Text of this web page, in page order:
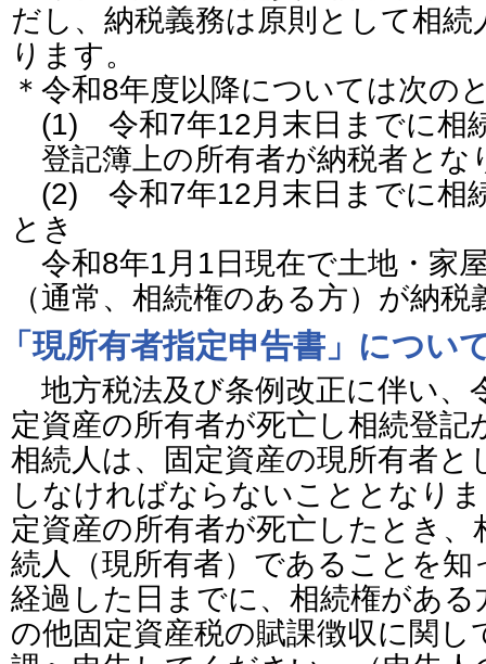
だし、納税義務は原則として相
ります。
＊令和8年度以降については次の
(1) 令和7年12月末日までに相
登記簿上の所有者が納税者とな
(2) 令和7年12月末日までに相
とき
令和8年1月1日現在で土地・家
（通常、相続権のある方）が納
「現所有者指定申告書」につい
地方税法及び条例改正に伴い、
定資産の所有者が死亡し相続登
相続人は、固定資産の現所有者と
しなければならないこととなり
定資産の所有者が死亡したとき
続人（現所有者）であることを
経過した日までに、相続権があ
の他固定資産税の賦課徴収に関し